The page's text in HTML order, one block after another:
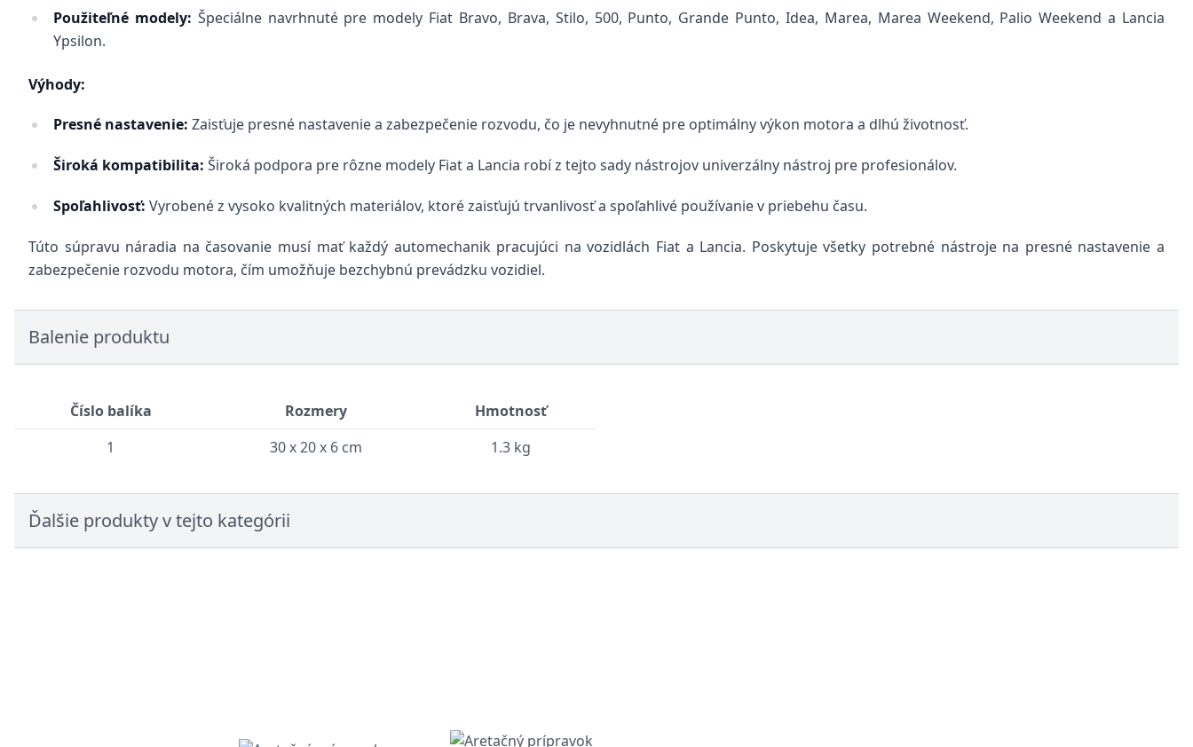
Použiteľné modely: Špeciálne navrhnuté pre modely Fiat Bravo, Brava, Stilo, 500, Punto, Grande Punto, Idea, Marea, Marea Weekend, Palio Weekend a Lancia
Ypsilon.
Výhody:
Presné nastavenie: Zaisťuje presné nastavenie a zabezpečenie rozvodu, čo je nevyhnutné pre optimálny výkon motora a dlhú životnosť.
Široká kompatibilita: Široká podpora pre rôzne modely Fiat a Lancia robí z tejto sady nástrojov univerzálny nástroj pre profesionálov.
Spoľahlivosť: Vyrobené z vysoko kvalitných materiálov, ktoré zaisťujú trvanlivosť a spoľahlivé používanie v priebehu času.
Túto súpravu náradia na časovanie musí mať každý automechanik pracujúci na vozidlách Fiat a Lancia. Poskytuje všetky potrebné nástroje na presné nastavenie a
zabezpečenie rozvodu motora, čím umožňuje bezchybnú prevádzku vozidiel.
Balenie produktu
Číslo balíka Rozmery
Hmotnosť
1
30 x 20 x 6 cm 1.3 kg
Ďalšie produkty v tejto kategórii